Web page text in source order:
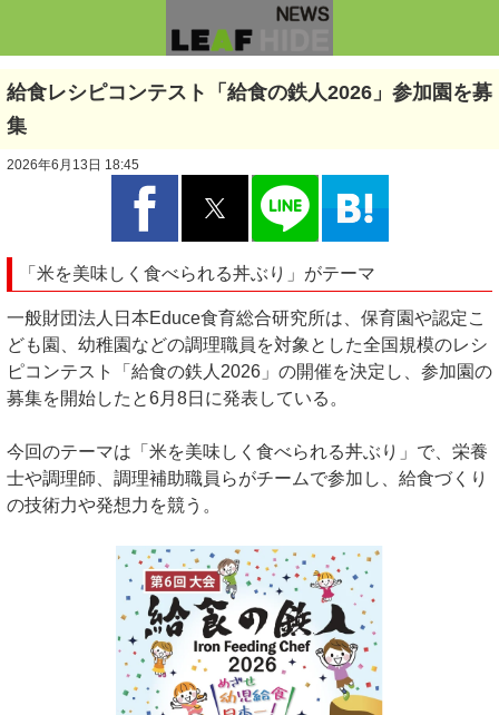
給食レシピコンテスト「給食の鉄人2026」参加園を募
集
2026年6月13日 18:45
「米を美味しく食べられる丼ぶり」がテーマ
一般財団法人日本Educe食育総合研究所は、保育園や認定こ
ども園、幼稚園などの調理職員を対象とした全国規模のレシ
ピコンテスト「給食の鉄人2026」の開催を決定し、参加園の
募集を開始したと6月8日に発表している。
今回のテーマは「米を美味しく食べられる丼ぶり」で、栄養
士や調理師、調理補助職員らがチームで参加し、給食づくり
の技術力や発想力を競う。